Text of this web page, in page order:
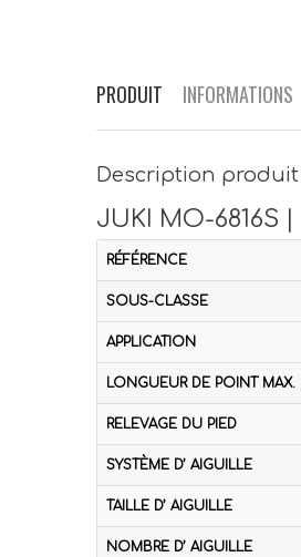
PRODUIT INFORMATIONS
Description produit
JUKI MO-6816S
RÉFÉRENCE
SOUS-CLASSE
APPLICATION
LONGUEUR DE POINT MAX.
RELEVAGE DU PIED
SYSTÈME D’ AIGUILLE
TAILLE D’ AIGUILLE
NOMBRE D’ AIGUILLE